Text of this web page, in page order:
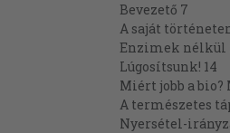
Bevezető 7
A saját
Enzimek nélkül
Lúgosítsunk! 14
Miért jobb a
A természetes
Nyersétel-